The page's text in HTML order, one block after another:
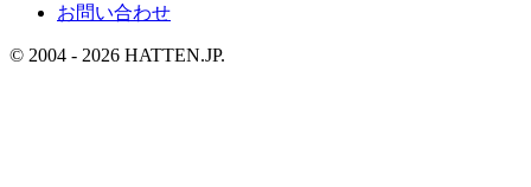
お問い合わせ
© 2004 - 2026 HATTEN.JP.